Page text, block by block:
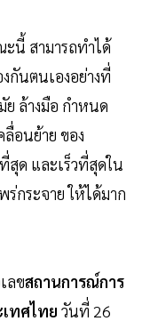
นี้ สามารถทำได้
กันตนเองอย่างที่
ล้างมือ กำหนด
ลื่อนย้าย ของ
สุด และเร็วที่สุดใน
ร่กระจาย ให้ได้มาก
ลขสถานการณ์การ
ทศไทย วันที่ 26